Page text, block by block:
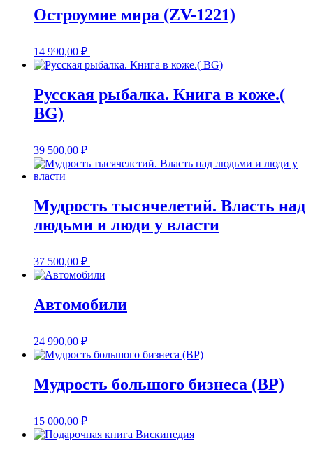
Остроумие мира (ZV-1221)
14 990,00 ₽
Русская рыбалка. Книга в коже.(
BG)
39 500,00 ₽
Мудрость тысячелетий. Власть над
людьми и люди у власти
37 500,00 ₽
Автомобили
24 990,00 ₽
Мудрость большого бизнеса (BP)
15 000,00 ₽